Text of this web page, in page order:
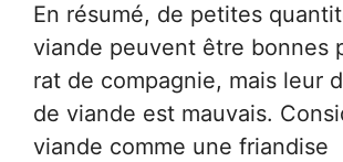
En résumé, de petites
viande peuvent être bonnes
rat de compagnie, mais leur
de viande est mauvais.
viande comme une friandise